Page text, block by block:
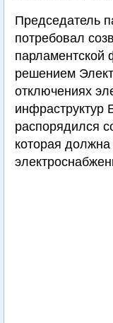
Председатель
потребовал
парламентской
решением
отключениях
инфраструктур
распорядился
которая